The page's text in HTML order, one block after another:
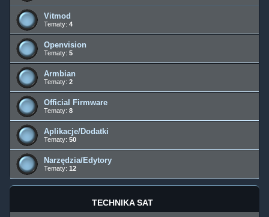
Vitmod
Tematy: 4
Openvision
Tematy: 5
Armbian
Tematy: 2
Official Firmware
Tematy: 8
Aplikacje/Dodatki
Tematy: 50
Narzędzia/Edytory
Tematy: 12
TECHNIKA SAT